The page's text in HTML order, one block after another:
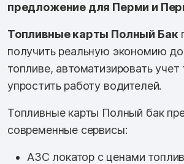
предложение для Перми и
Топливные карты Полный Бак
получить реальную экономию
топливе, автоматизировать учет
упростить работу водителей.
Топливные карты Полный бак
современные сервисы:
АЗС локатор с ценами